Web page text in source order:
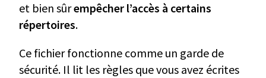
et bien sûrempêcher l’accès à certains
répertoires.
Ce fichier fonctionne comme un garde de
sécurité. Il lit les règles que vous avez écrites